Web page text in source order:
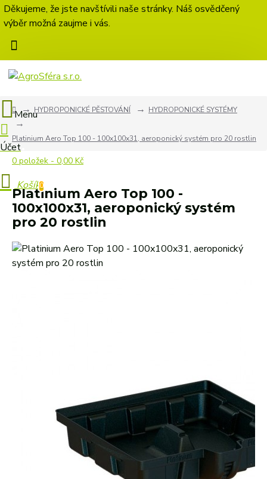
Děkujeme, že jste navštívili naše stránky. Náš osvědčený
výběr možná zaujme i vás.
0 položek - 0,00 Kč
0
HYDROPONICKÉ PĚSTOVÁNÍ HYDROPONICKÉ SYSTÉMY
Platinium Aero Top 100 - 100x100x31, aeroponický systém pro 20 rostlin
Platinium Aero Top 100 -
100x100x31, aeroponický systém
pro 20 rostlin